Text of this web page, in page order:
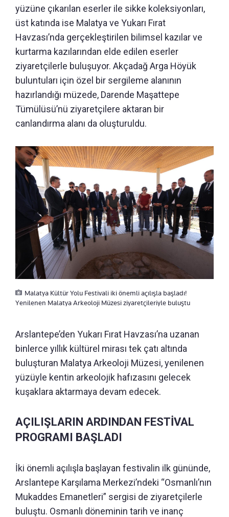
yüzüne çıkarılan eserler ile sikke koleksiyonları,
üst katında ise Malatya ve Yukarı Fırat
Havzası’nda gerçekleştirilen bilimsel kazılar ve
kurtarma kazılarından elde edilen eserler
ziyaretçilerle buluşuyor. Akçadağ Arga Höyük
buluntuları için özel bir sergileme alanının
hazırlandığı müzede, Darende Maşattepe
Tümülüsü’nü ziyaretçilere aktaran bir
canlandırma alanı da oluşturuldu.
Malatya Kültür Yolu Festivali iki önemli açılışla başladı!
Yenilenen Malatya Arkeoloji Müzesi ziyaretçileriyle buluştu
Arslantepe’den Yukarı Fırat Havzası’na uzanan
binlerce yıllık kültürel mirası tek çatı altında
buluşturan Malatya Arkeoloji Müzesi, yenilenen
yüzüyle kentin arkeolojik hafızasını gelecek
kuşaklara aktarmaya devam edecek.
AÇILIŞLARIN ARDINDAN FESTİVAL
PROGRAMI BAŞLADI
İki önemli açılışla başlayan festivalin ilk gününde,
Arslantepe Karşılama Merkezi’ndeki “Osmanlı’nın
Mukaddes Emanetleri” sergisi de ziyaretçilerle
buluştu. Osmanlı döneminin tarih ve inanç